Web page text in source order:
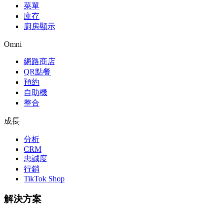
菜單
庫存
廚房顯示
Omni
網路商店
QR點餐
預約
自助機
整合
成長
分析
CRM
忠誠度
行銷
TikTok Shop
解決方案